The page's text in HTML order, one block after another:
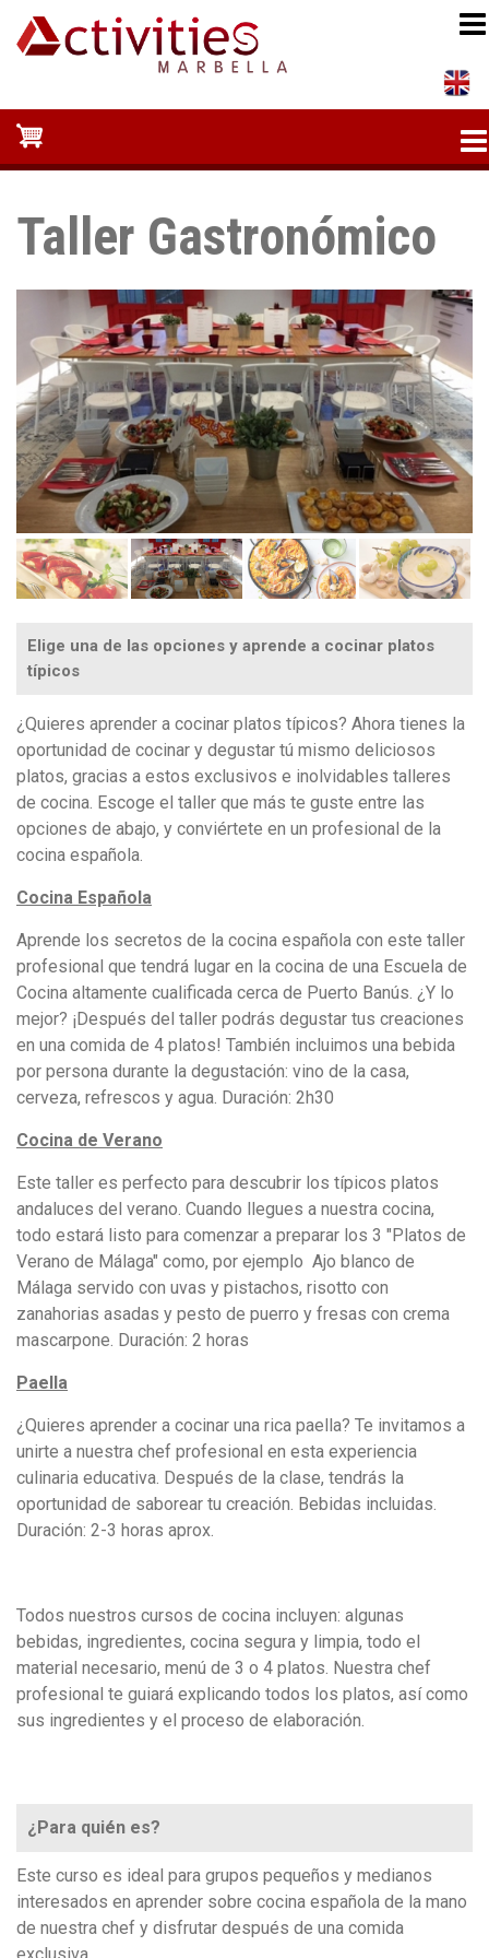
Pasar
Taller Gastronómico
Elige una de las opciones y aprende a cocinar platos
típicos
¿Quieres aprender a cocinar platos típicos? Ahora tienes la
oportunidad de cocinar y degustar tú mismo deliciosos
platos, gracias a estos exclusivos e inolvidables talleres
de cocina. Escoge el taller que más te guste entre las
opciones de abajo, y conviértete en un profesional de la
cocina española.
Cocina Española
Aprende los secretos de la cocina española con este taller
profesional que tendrá lugar en la cocina de una Escuela de
Cocina altamente cualificada cerca de Puerto Banús. ¿Y lo
mejor? ¡Después del taller podrás degustar tus creaciones
en una comida de 4 platos! También incluimos una bebida
por persona durante la degustación: vino de la casa,
cerveza, refrescos y agua. Duración: 2h30
Cocina de Verano
Este taller es perfecto para descubrir los típicos platos
andaluces del verano. Cuando llegues a nuestra cocina,
todo estará listo para comenzar a preparar los 3 "Platos de
Verano de Málaga" como, por ejemplo Ajo blanco de
Málaga servido con uvas y pistachos, risotto con
zanahorias asadas y pesto de puerro y fresas con crema
mascarpone. Duración: 2 horas
Paella
¿Quieres aprender a cocinar una rica paella? Te invitamos a
unirte a nuestra chef profesional en esta experiencia
culinaria educativa. Después de la clase, tendrás la
oportunidad de saborear tu creación. Bebidas incluidas.
Duración: 2-3 horas aprox.
Todos nuestros cursos de cocina incluyen: algunas
bebidas, ingredientes, cocina segura y limpia, todo el
material necesario, menú de 3 o 4 platos. Nuestra chef
profesional te guiará explicando todos los platos, así como
sus ingredientes y el proceso de elaboración.
¿Para quién es?
Este curso es ideal para grupos pequeños y medianos
interesados en aprender sobre cocina española de la mano
de nuestra chef y disfrutar después de una comida
exclusiva.